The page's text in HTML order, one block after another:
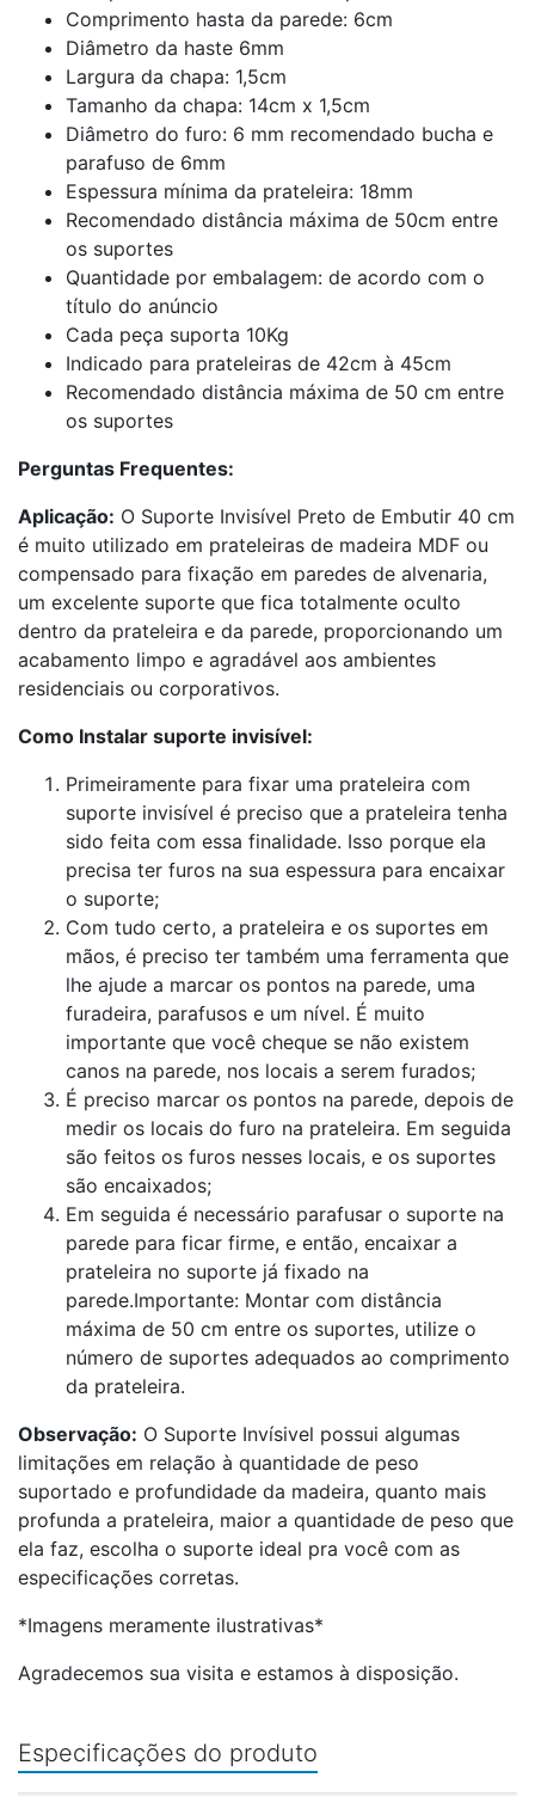
Comprimento hasta da parede: 6cm
Diâmetro da haste 6mm
Largura da chapa: 1,5cm
Tamanho da chapa: 14cm x 1,5cm
Diâmetro do furo: 6 mm recomendado bucha e
parafuso de 6mm
Espessura mínima da prateleira: 18mm
Recomendado distância máxima de 50cm entre
os suportes
Quantidade por embalagem: de acordo com o
título do anúncio
Cada peça suporta 10Kg
Indicado para prateleiras de 42cm à 45cm
Recomendado distância máxima de 50 cm entre
os suportes
Perguntas Frequentes:
Aplicação: O Suporte Invisível Preto de Embutir 40 cm
é muito utilizado em prateleiras de madeira MDF ou
compensado para fixação em paredes de alvenaria,
um excelente suporte que fica totalmente oculto
dentro da prateleira e da parede, proporcionando um
acabamento limpo e agradável aos ambientes
residenciais ou corporativos.
Como Instalar suporte invisível:
Primeiramente para fixar uma prateleira com
suporte invisível é preciso que a prateleira tenha
sido feita com essa finalidade. Isso porque ela
precisa ter furos na sua espessura para encaixar
o suporte;
Com tudo certo, a prateleira e os suportes em
mãos, é preciso ter também uma ferramenta que
lhe ajude a marcar os pontos na parede, uma
furadeira, parafusos e um nível. É muito
importante que você cheque se não existem
canos na parede, nos locais a serem furados;
É preciso marcar os pontos na parede, depois de
medir os locais do furo na prateleira. Em seguida
são feitos os furos nesses locais, e os suportes
são encaixados;
Em seguida é necessário parafusar o suporte na
parede para ficar firme, e então, encaixar a
prateleira no suporte já fixado na
parede.Importante: Montar com distância
máxima de 50 cm entre os suportes, utilize o
número de suportes adequados ao comprimento
da prateleira.
Observação: O Suporte Invísivel possui algumas
limitações em relação à quantidade de peso
suportado e profundidade da madeira, quanto mais
profunda a prateleira, maior a quantidade de peso que
ela faz, escolha o suporte ideal pra você com as
especificações corretas.
*Imagens meramente ilustrativas*
Agradecemos sua visita e estamos à disposição.
Especificações do produto